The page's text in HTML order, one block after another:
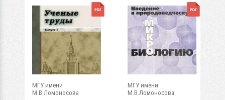
МГУ имени
М.В.Ломоносова
МГУ имени
М.В.Ломоносова